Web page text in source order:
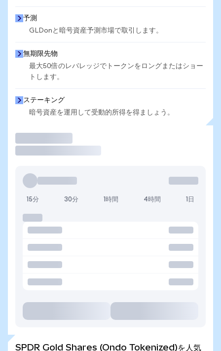
予測
GLDonと暗号資産予測市場で取引します。
無期限先物
最大50倍のレバレッジでトークンをロングまたはショー
トします。
ステーキング
暗号資産を運用して受動的所得を得ましょう。
15分 30分 1時間 4時間 1日
SPDR Gold Shares (Ondo Tokenized)を人気